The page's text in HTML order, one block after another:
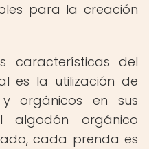
para la creación
características del
es la utilización de
orgánicos en sus
algodón orgánico
cada prenda es